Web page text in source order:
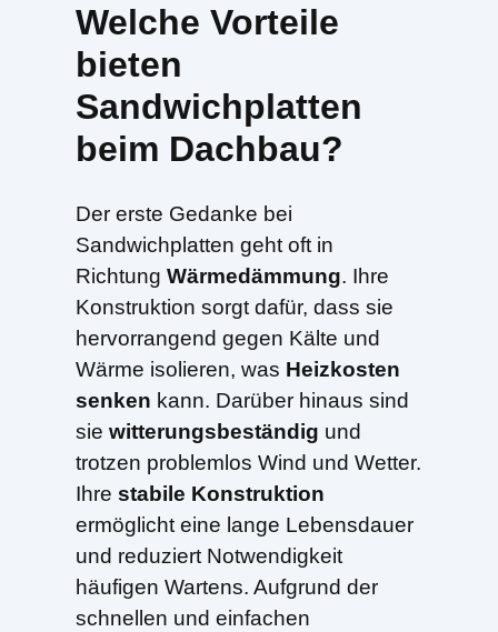
Welche Vorteile
bieten
Sandwichplatten
beim Dachbau?
Der erste Gedanke bei
Sandwichplatten geht oft in
Richtung Wärmedämmung. Ihre
Konstruktion sorgt dafür, dass sie
hervorrangend gegen Kälte und
Wärme isolieren, was Heizkosten
senken kann. Darüber hinaus sind
sie witterungsbeständig und
trotzen problemlos Wind und Wetter.
Ihre stabile Konstruktion
ermöglicht eine lange Lebensdauer
und reduziert Notwendigkeit
häufigen Wartens. Aufgrund der
schnellen und einfachen